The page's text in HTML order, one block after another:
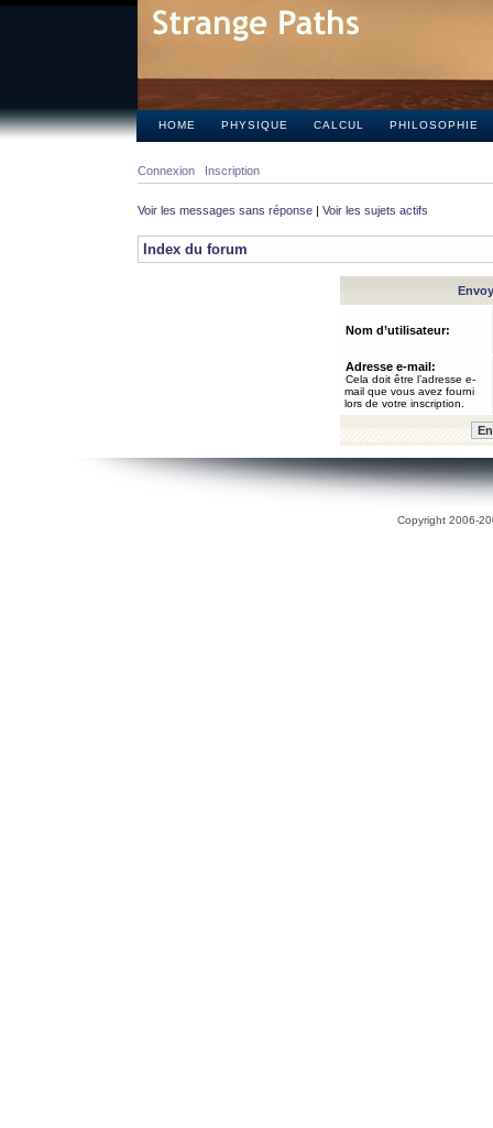
HOME PHYSIQUE CALCUL PHILOSOPHIE
Connexion Inscription
Voir les messages sans réponse | Voir les sujets actifs
Index du forum
Nom d’utilisateur:
Adresse e-mail:
Cela doit être l’adresse e-
mail que vous avez fourni
lors de votre inscription.
Copyright 2006-